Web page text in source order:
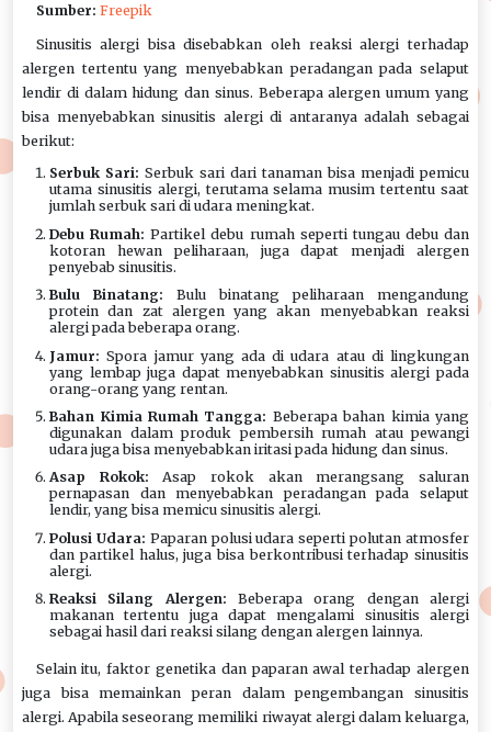
Sumber: Freepik
Sinusitis alergi bisa disebabkan oleh reaksi alergi terhadap
alergen tertentu yang menyebabkan peradangan pada selaput
lendir di dalam hidung dan sinus. Beberapa alergen umum yang
bisa menyebabkan sinusitis alergi di antaranya adalah sebagai
berikut:
Serbuk Sari:Serbuk sari dari tanaman bisa menjadi pemicu
utama sinusitis alergi, terutama selama musim tertentu saat
jumlah serbuk sari di udara meningkat.
Debu Rumah:Partikel debu rumah seperti tungau debu dan
kotoran hewan peliharaan, juga dapat menjadi alergen
penyebab sinusitis.
Bulu Binatang:Bulu binatang peliharaan mengandung
protein dan zat alergen yang akan menyebabkan reaksi
alergi pada beberapa orang.
Jamur:Spora jamur yang ada di udara atau di lingkungan
yang lembap juga dapat menyebabkan sinusitis alergi pada
orang-orang yang rentan.
Bahan Kimia Rumah Tangga: Beberapa bahan kimia yang
digunakan dalam produk pembersih rumah atau pewangi
udara juga bisa menyebabkan iritasi pada hidung dan sinus.
Asap Rokok:Asap rokok akan merangsang saluran
pernapasan dan menyebabkan peradangan pada selaput
lendir, yang bisa memicu sinusitis alergi.
Polusi Udara: Paparan polusi udara seperti polutan atmosfer
dan partikel halus, juga bisa berkontribusi terhadap sinusitis
alergi.
Reaksi Silang Alergen:Beberapa orang dengan alergi
makanan tertentu juga dapat mengalami sinusitis alergi
sebagai hasil dari reaksi silang dengan alergen lainnya.
Selain itu, faktor genetika dan paparan awal terhadap alergen
juga bisa memainkan peran dalam pengembangan sinusitis
alergi. Apabila seseorang memiliki riwayat alergi dalam keluarga,